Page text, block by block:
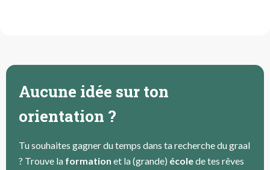
Aucune idée sur ton
orientation ?
Tu souhaites gagner du temps dans ta recherche du graal
? Trouve la formation et la (grande) écolede tes rêves